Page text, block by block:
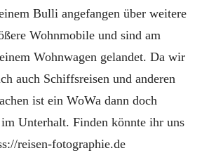
Bulli angefangen über weitere
Wohnmobile und sind am
Wohnwagen gelandet. Da wir
auch Schiffsreisen und anderen
ist ein WoWa dann doch
Unterhalt. Finden könnte ihr uns
reisen-fotographie.de